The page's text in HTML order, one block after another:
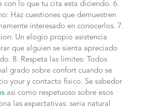
con lo que tu cita esta diciendo. 6.
Haz cuestiones que demuestren
interesado en conocerlos. 7.
Un elogio propio asistencia
que alguien se sienta apreciado
8. Respeta las limites: Todos
grado sobre confort cuando se
your y contacto fisico. Se sabedor
asi­ como respetuoso sobre esos
las expectativas: seri­a natural